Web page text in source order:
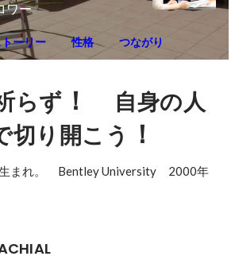
ワー
ーリー 性格 つながり
らず ！
自身の人
切り開こう ！
まれ。　Bentley University　2000年